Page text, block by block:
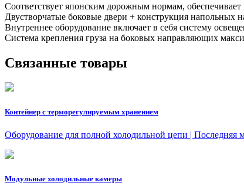
Соответствует японским дорожным нормам,
Двустворчатые боковые двери + конструкция напольных
Внутреннее оборудование включает в себя систему
Система крепления груза на боковых направляющих
Связанные товары
Контейнер с терморегулируемым хранением
Оборудование для полной холодильной цепи |
Модульные холодильные камеры